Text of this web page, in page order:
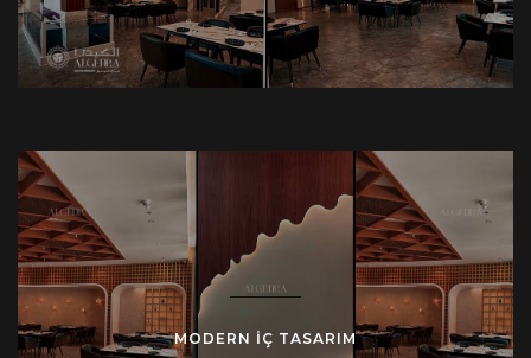
MODERN İÇ TASARIM